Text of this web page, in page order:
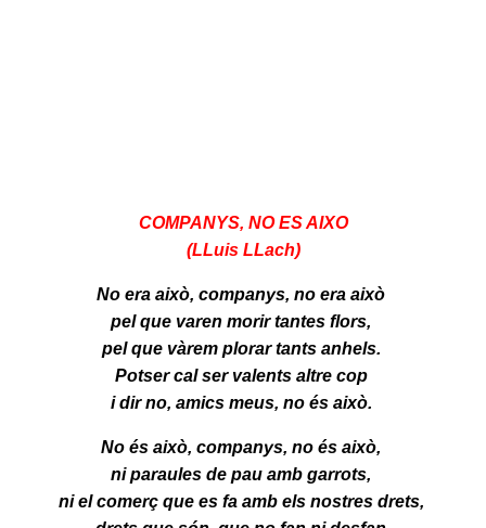
COMPANYS, NO ES AIXO
(LLuis LLach)
No era això, companys, no era això
pel que varen morir tantes flors,
pel que vàrem plorar tants anhels.
Potser cal ser valents altre cop
i dir no, amics meus, no és això.
No és això, companys, no és això,
ni paraules de pau amb garrots,
ni el comerç que es fa amb els nostres drets,